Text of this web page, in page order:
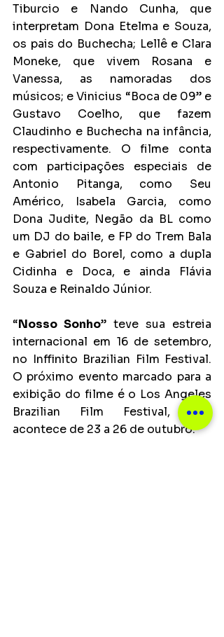
Tiburcio e Nando Cunha, que
interpretam Dona Etelma e Souza,
os pais do Buchecha; Lellê e Clara
Moneke, que vivem Rosana e
Vanessa, as namoradas dos
músicos; e Vinicius “Boca de 09” e
Gustavo Coelho, que fazem
Claudinho e Buchecha na infância,
respectivamente. O filme conta
com participações especiais de
Antonio Pitanga, como Seu
Américo, Isabela Garcia, como
Dona Judite, Negão da BL como
um DJ do baile, e FP do Trem Bala
e Gabriel do Borel, como a dupla
Cidinha e Doca, e ainda Flávia
Souza e Reinaldo Júnior.
“Nosso Sonho” teve sua estreia
internacional em 16 de setembro,
no Inffinito Brazilian Film Festival.
O próximo evento marcado para a
exibição do filme é o Los Angeles
Brazilian Film Festival, que
acontece de 23 a 26 de outubro.